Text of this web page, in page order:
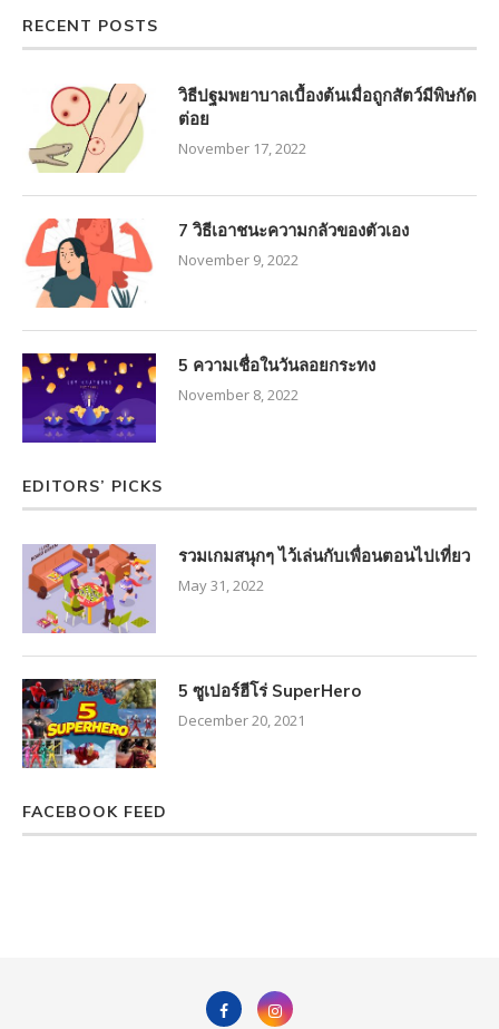
RECENT POSTS
วิธีปฐมพยาบาลเบื้องต้นเมื่อถูกสัตว์มีพิษกัด
ต่อย
November 17, 2022
7 วิธีเอาชนะความกลัวของตัวเอง
November 9, 2022
5 ความเชื่อในวันลอยกระทง
November 8, 2022
EDITORS’ PICKS
รวมเกมสนุกๆ ไว้เล่นกับเพื่อนตอนไปเที่ยว
May 31, 2022
5 ซูเปอร์ฮีโร่ SuperHero
December 20, 2021
FACEBOOK FEED